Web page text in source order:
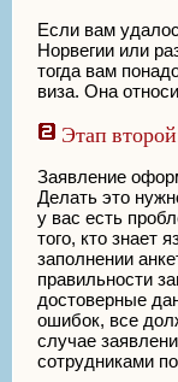
Если вам
Норвегии или
тогда вам
виза. Она
Этап
Заявление
Делать это
у вас есть
того, кто знает
заполнении
правильности
достоверные
ошибок, все
случае
сотрудниками